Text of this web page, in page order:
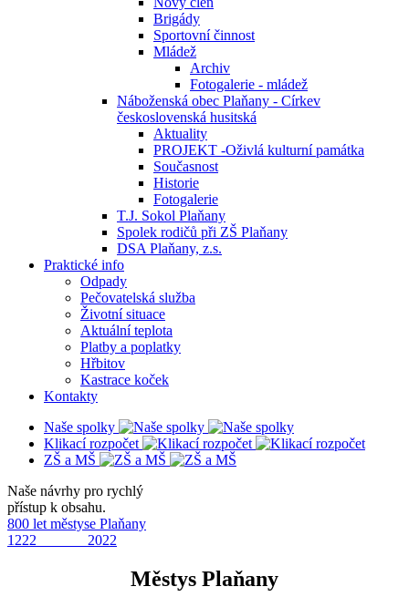
Brigády
Sportovní činnost
Mládež
Archiv
Fotogalerie - mládež
Náboženská obec Plaňany - Církev
československá husitská
Aktuality
PROJEKT -Oživlá kulturní památka
Současnost
Historie
Fotogalerie
T.J. Sokol Plaňany
Spolek rodičů při ZŠ Plaňany
DSA Plaňany, z.s.
Praktické info
Odpady
Pečovatelská služba
Životní situace
Aktuální teplota
Platby a poplatky
Hřbitov
Kastrace koček
Kontakty
Naše spolky
Klikací rozpočet
ZŠ a MŠ
Naše návrhy pro rychlý
přístup k obsahu.
800 let městyse Plaňany
1222 2022
Městys Plaňany